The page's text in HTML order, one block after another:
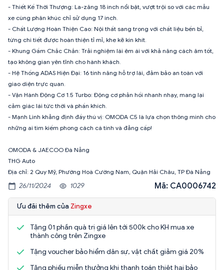
- Thiết Kế Thời Thượng: La-zăng 18 inch nổi bật, vượt trội so với các mẫu
xe cùng phân khúc chỉ sử dụng 17 inch.
- Chất Lượng Hoàn Thiện Cao: Nội thất sang trọng với chất liệu bền bỉ,
từng chi tiết được hoàn thiện tỉ mỉ, khe kẽ kín khít. ️
- Khung Gầm Chắc Chắn: Trải nghiệm lái êm ái với khả năng cách âm tốt,
tạo không gian yên tĩnh cho hành khách.
- Hệ Thống ADAS Hiện Đại: 16 tính năng hỗ trợ lái, đảm bảo an toàn với
giao diện trực quan.
- Vận Hành Động Cơ 1.5 Turbo: Động cơ phản hồi nhanh nhạy, mang lại
cảm giác lái tức thời và phấn khích.
- Mạnh Linh khẳng định đầy thú vị: OMODA C5 là lựa chọn thông minh cho
những ai tìm kiếm phong cách cá tính và đẳng cấp!
OMODA & JAECOO Đà Nẵng
THG Auto
Địa chỉ: 2 Quy Mỹ, Phường Hoà Cường Nam, Quận Hải Châu, TP Đà Nẵng
26/11/2024 1029 Mã: CA0006742
Ưu đãi thêm của Zingxe
Tặng 01 phần quà trị giá lên tới 500k cho KH mua xe
thành công trên Zingxe
Tặng voucher bảo hiểm dân sự, vật chất giảm giá 20%
Tặng phiếu miễn thưởng khi thanh toán thiệt hại bảo